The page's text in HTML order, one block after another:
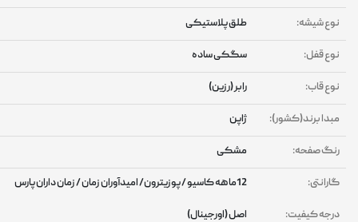
شیشه: طلق پلاستیکی
قفل: سگکی ساده
قاب: رابر (رزین)
برند(کشور):
صفحه: مشکی
کیفیت: اصل (اورجینال)